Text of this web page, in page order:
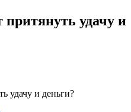
удачу и
удачу и деньги?